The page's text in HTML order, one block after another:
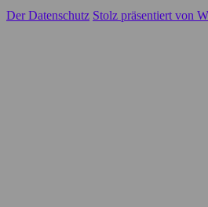
Der Datenschutz Stolz präsentiert von